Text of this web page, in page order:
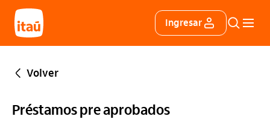
Itáu Ingresar
Buscar
Volver
Préstamos pre aprobados